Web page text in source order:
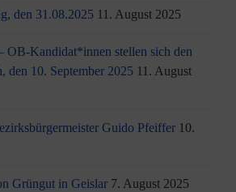
den 31.08.2025 11. August 2025
OB-Kandidat*innen stellen sich den
den 10. September 2025 11. August
Guido Pfeiffer 10.
Grüngut in Geislar 7. August 2025